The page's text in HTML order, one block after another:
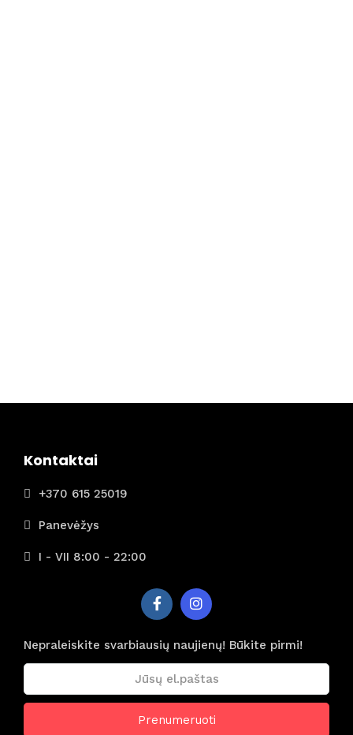
Kontaktai
+370 615 25019
Panevėžys
I - VII 8:00 - 22:00
Nepraleiskite svarbiausių naujienų! Būkite pirmi!